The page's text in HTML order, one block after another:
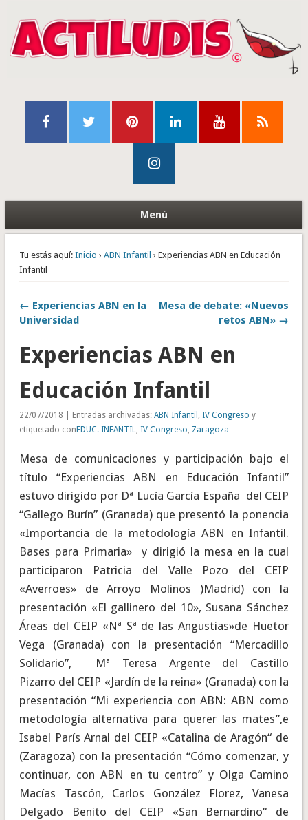
Menú
Tu estás aquí: Inicio › ABN Infantil › Experiencias ABN en Educación
Infantil
← Experiencias ABN en la
Universidad
Mesa de debate: «Nuevos
retos ABN» →
Experiencias ABN en
Educación Infantil
22/07/2018 | Entradas archivadas: ABN Infantil , IV Congreso y
etiquetado con EDUC. INFANTIL, IV Congreso, Zaragoza
Mesa de comunicaciones y participación bajo el
título “Experiencias ABN en Educación Infantil”
estuvo dirigido por Dª Lucía García España del CEIP
“Gallego Burín” (Granada) que presentó la ponencia
«Importancia de la metodología ABN en Infantil.
Bases para Primaria» y dirigió la mesa en la cual
participaron Patricia del Valle Pozo del CEIP
«Averroes» de Arroyo Molinos )Madrid) con la
presentación «El gallinero del 10», Susana Sánchez
Áreas del CEIP «Nª Sª de las Angustias»de Huetor
Vega (Granada) con la presentación “Mercadillo
Solidario”, Mª Teresa Argente del Castillo
Pizarro del CEIP «Jardín de la reina» (Granada) con la
presentación “Mi experiencia con ABN: ABN como
metodología alternativa para querer las mates”,e
Isabel París Arnal del CEIP «Catalina de Aragón“ de
(Zaragoza) con la presentación “Cómo comenzar, y
continuar, con ABN en tu centro” y Olga Camino
Macías Tascón, Carlos González Florez, Vanesa
Delgado Benito del CEIP «San Bernardino“ de